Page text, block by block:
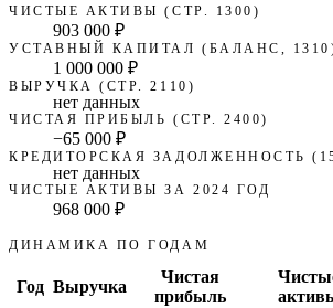
ЧИСТЫЕ АКТИВЫ (СТР. 1300)
903 000 ₽
УСТАВНЫЙ КАПИТАЛ (БАЛАНС,
1 000 000 ₽
ВЫРУЧКА (СТР. 2110)
нет данных
ЧИСТАЯ ПРИБЫЛЬ (СТР. 2400)
−65 000 ₽
КРЕДИТОРСКАЯ ЗАДОЛЖЕННОСТЬ
нет данных
ЧИСТЫЕ АКТИВЫ ЗА 2024 ГОД
968 000 ₽
ДИНАМИКА ПО ГОДАМ
Год Выручка
Чистая
прибыль